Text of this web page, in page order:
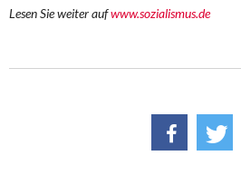
Eurokrise und Griechenland
Lesen Sie weiter aufwww.sozialismus.de